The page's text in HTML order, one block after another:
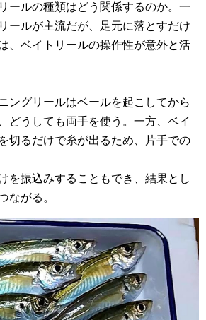
ールの種類はどう関係するのか。一
ールが主流だが、足元に落とすだけ
、ベイトリールの操作性が意外と活
ングリールはベールを起こしてから
どうしても両手を使う。一方、ベイ
切るだけで糸が出るため、片手での
を振込みすることもでき、結果とし
ながる。